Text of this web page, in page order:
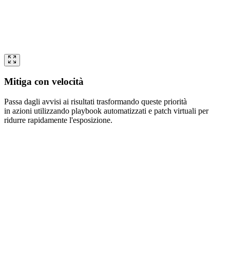
Mitiga con velocità
Passa dagli avvisi ai risultati trasformando queste priorità
in azioni utilizzando playbook automatizzati e patch virtuali per
ridurre rapidamente l'esposizione.